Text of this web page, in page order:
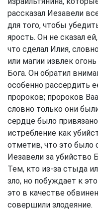
рассказал Иезавели
для того, чтобы
ярость. Он не сказал
что сделал Илия,
или магии извлек
Бога. Он обратил
особенно рассердить
пророков; пророков
словно только они
сердце было
истребление как
отметив, что это
Иезавели за убийство
Тем, кто из-за стыда
зло, но побуждает к
это в качестве
совершили злодеяние.